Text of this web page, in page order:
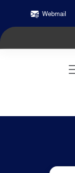
Webmail